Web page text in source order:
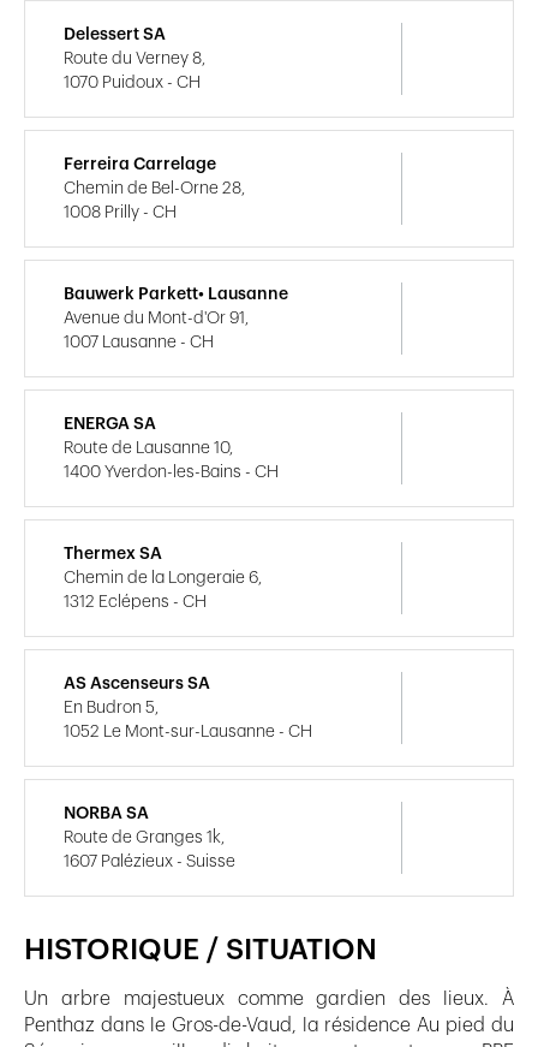
HISTORIQUE / SITUATION
Un arbre majestueux comme gardien des lieux. À
Penthaz dans le Gros-de-Vaud, la résidence Au pied du
Delessert SA
Route du Verney 8,
1070 Puidoux - CH
Ferreira Carrelage
Chemin de Bel-Orne 28,
1008 Prilly - CH
Bauwerk Parkett• Lausanne
Avenue du Mont-d'Or 91,
1007 Lausanne - CH
ENERGA SA
Route de Lausanne 10,
1400 Yverdon-les-Bains - CH
Thermex SA
Chemin de la Longeraie 6,
1312 Eclépens - CH
AS Ascenseurs SA
En Budron 5,
1052 Le Mont-sur-Lausanne - CH
NORBA SA
Route de Granges 1k,
1607 Palézieux - Suisse